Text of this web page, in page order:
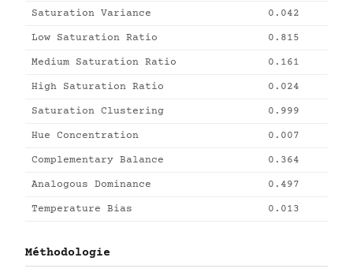
Saturation Variance 0.042
Low Saturation Ratio 0.815
Medium Saturation Ratio 0.161
High Saturation Ratio 0.024
Saturation Clustering 0.999
Hue Concentration 0.007
Complementary Balance 0.364
Analogous Dominance 0.497
Temperature Bias 0.013
Méthodologie